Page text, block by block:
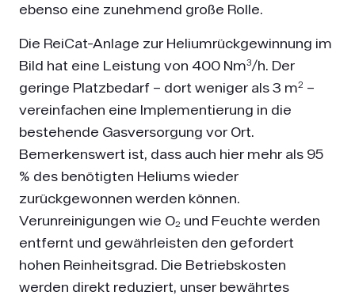
ebenso eine zunehmend große Rolle.
Die ReiCat-Anlage zur Heliumrückgewinnung im
Bild hat eine Leistung von 400 Nm³/h. Der
geringe Platzbedarf – dort weniger als 3 m² –
vereinfachen eine Implementierung in die
bestehende Gasversorgung vor Ort.
Bemerkenswert ist, dass auch hier mehr als 95
% des benötigten Heliums wieder
zurückgewonnen werden können.
Verunreinigungen wie O₂ und Feuchte werden
entfernt und gewährleisten den gefordert
hohen Reinheitsgrad. Die Betriebskosten
werden direkt reduziert, unser bewährtes